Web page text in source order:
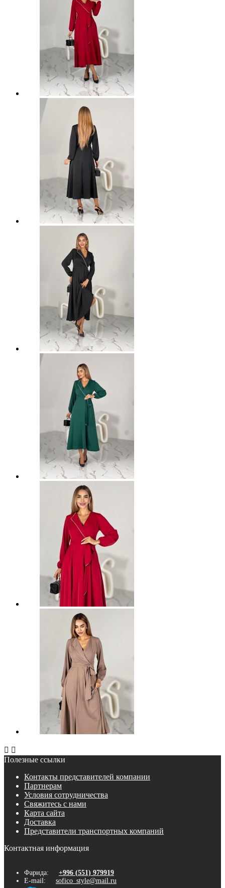
 
Полезные ссылки
Контакты представителей компании
Партнерам
Условия сотрудничества
Свяжитесь с нами
Карта сайта
Доставка
Представители транспортных компаний
Контактная информация
Фарида: +996 (551) 979919
E-mail: sofico_style@mail.ru